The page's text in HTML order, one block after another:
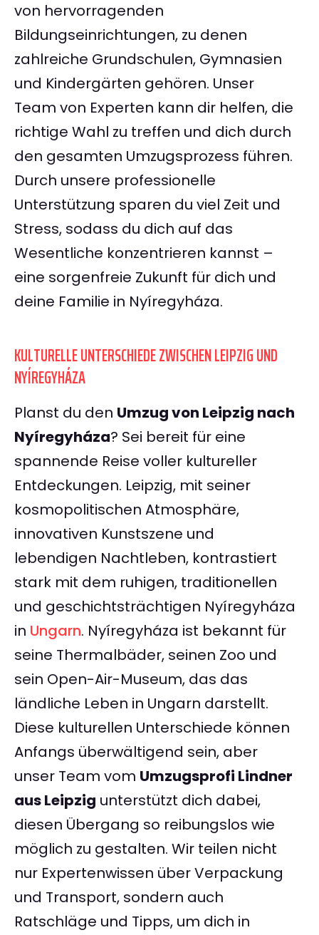
von hervorragenden
Bildungseinrichtungen, zu denen
zahlreiche Grundschulen, Gymnasien
und Kindergärten gehören. Unser
Team von Experten kann dir helfen, die
richtige Wahl zu treffen und dich durch
den gesamten Umzugsprozess führen.
Durch unsere professionelle
Unterstützung sparen du viel Zeit und
Stress, sodass du dich auf das
Wesentliche konzentrieren kannst –
eine sorgenfreie Zukunft für dich und
deine Familie in Nyíregyháza.
KULTURELLE UNTERSCHIEDE ZWISCHEN LEIPZIG UND
NYÍREGYHÁZA
Planst du den Umzug von Leipzig nach
Nyíregyháza? Sei bereit für eine
spannende Reise voller kultureller
Entdeckungen. Leipzig, mit seiner
kosmopolitischen Atmosphäre,
innovativen Kunstszene und
lebendigen Nachtleben, kontrastiert
stark mit dem ruhigen, traditionellen
und geschichtsträchtigen Nyíregyháza
in Ungarn. Nyíregyháza ist bekannt für
seine Thermalbäder, seinen Zoo und
sein Open-Air-Museum, das das
ländliche Leben in Ungarn darstellt.
Diese kulturellen Unterschiede können
Anfangs überwältigend sein, aber
unser Team vom Umzugsprofi Lindner
aus Leipzig unterstützt dich dabei,
diesen Übergang so reibungslos wie
möglich zu gestalten. Wir teilen nicht
nur Expertenwissen über Verpackung
und Transport, sondern auch
Ratschläge und Tipps, um dich in